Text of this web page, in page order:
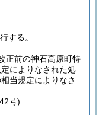
する。
正前の神石高原町特
によりなされた処
当規定によりなさ
号)